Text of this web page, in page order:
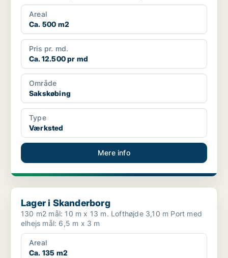
Areal
Ca. 500 m2
Pris pr. md.
Ca. 12.500 pr md
Område
Sakskøbing
Type
Værksted
Mere info
Lager i Skanderborg
Lager i Skanderborg
130 m2 mål: 10 m x 13 m. Lofthøjde 3,10 m Port med
elhejs mål: 6,5 m x 3 m
Areal
Ca. 135 m2